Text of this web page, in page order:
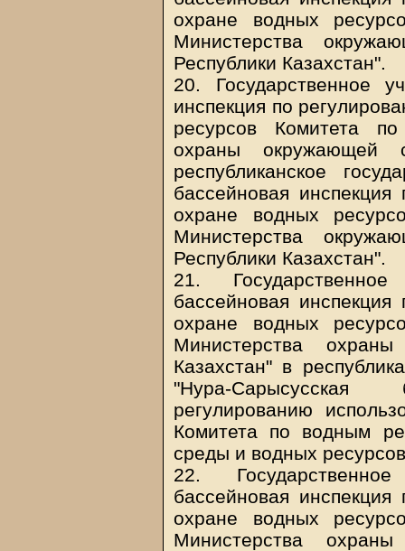
охране водных
Министерства
Республики Казахстан".
20. Государственное
инспекция по
ресурсов Комитета
охраны окружающей
республиканское
бассейновая
охране водных
Министерства
Республики Казахстан".
21.
бассейновая
охране водных
Министерства
Казахстан" в
"Нура-
регулированию
Комитета по водным
среды и водных
22.
бассейновая
охране водных
Министерства